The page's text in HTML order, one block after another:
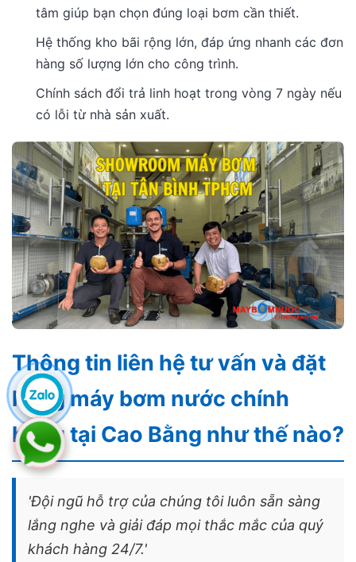
tâm giúp bạn chọn đúng loại bơm cần thiết.
Hệ thống kho bãi rộng lớn, đáp ứng nhanh các đơn
hàng số lượng lớn cho công trình.
Chính sách đổi trả linh hoạt trong vòng 7 ngày nếu
có lỗi từ nhà sản xuất.
Thông tin liên hệ tư vấn và đặt
hàng máy bơm nước chính
hãng tại Cao Bằng như thế nào?
'Đội ngũ hỗ trợ của chúng tôi luôn sẵn sàng
lắng nghe và giải đáp mọi thắc mắc của quý
khách hàng 24/7.'